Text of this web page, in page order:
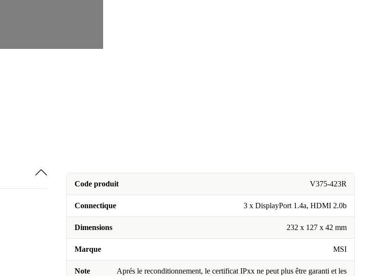
Code produit V375-423R
Connectique 3 x DisplayPort 1.4a, HDMI 2.0b
Dimensions 232 x 127 x 42 mm
Marque MSI
Note
Aprés le reconditionnement, le certificat IPxx ne peut plus être garanti et les